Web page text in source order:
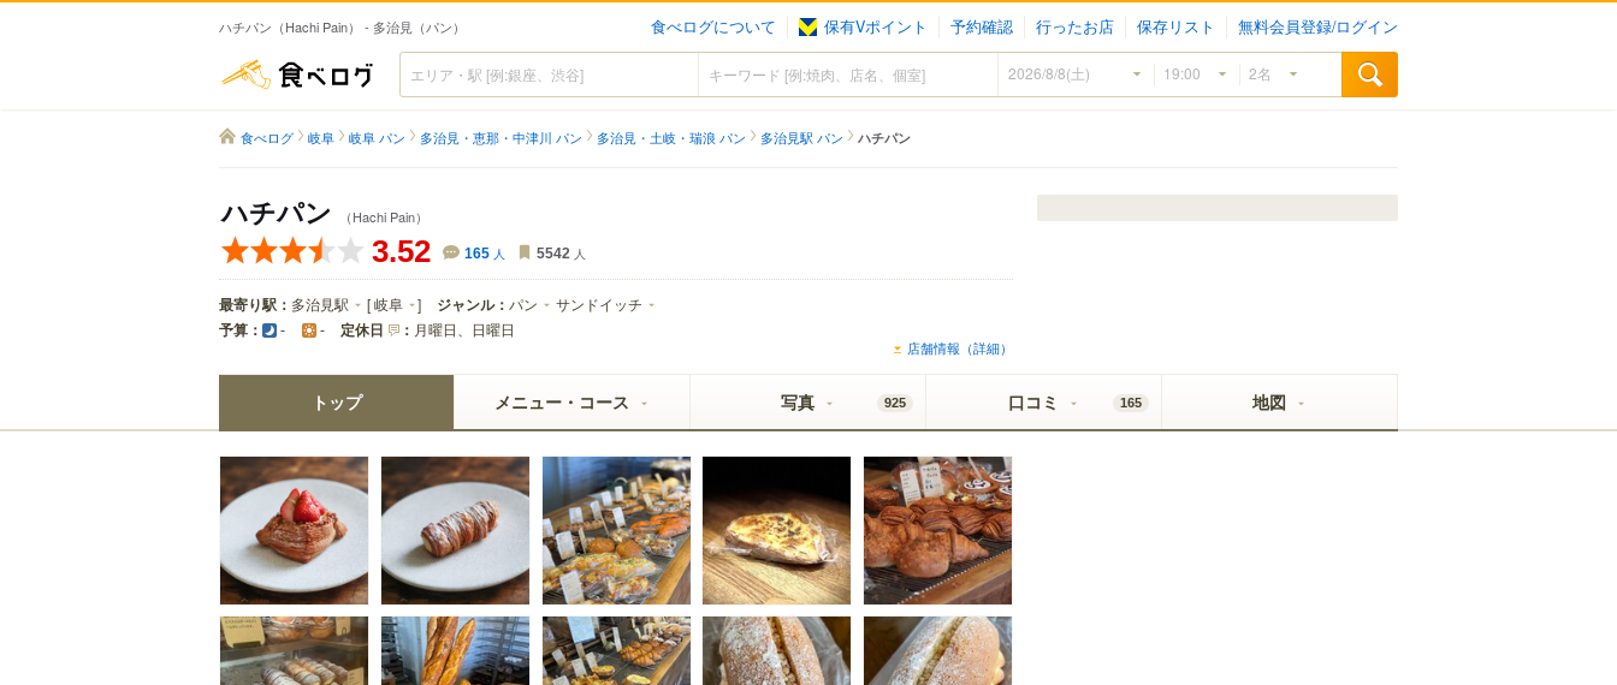
ハチパン（Hachi Pain） - 多治見（パン） 食べログについて 保有Vポイント 予約確認 行ったお店 保存リスト 無料会員登録/ログイン
食べログ
食べログ 岐阜 岐阜 パン 多治見・恵那・中津川 パン 多治見・土岐・瑞浪 パン 多治見駅 パン ハチパン
ハチパン （Hachi Pain）
3.52 165 人 5542 人
最寄り駅： 多治見駅 [岐阜 ] ジャンル： パン サンドイッチ
予算： - - 定休日 ： 月曜日、日曜日
店舗情報（詳細）
トップ メニュー・コース 写真 925 口コミ 165 地図